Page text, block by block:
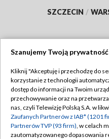
SZCZECIN /
Abonament TVP
Emisja w TVP
Centrum informacji TVP
Szanujemy Twoją prywatność
Kliknij "Akceptuję i przechodzę do
korzystanie z technologii
dostęp do informacji na Twoim
przechowywanie oraz na
nas, czyli Telewizję Polską S.A. w
Zaufanych Partnerów z IAB* (1201
Partnerów TVP (93 firm), w celach
zautomatyzowanego dopasowania